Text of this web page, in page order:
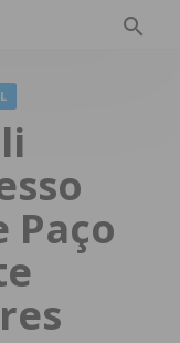
Paço